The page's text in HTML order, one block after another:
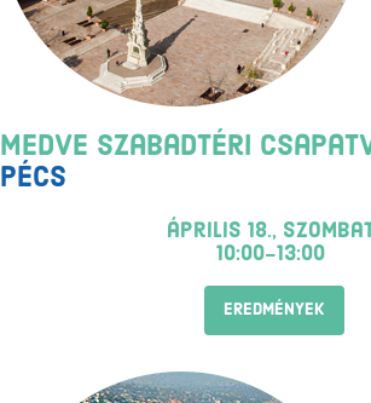
Medve Szabadtéri
Pécs
április 18.,
10:00-13:00
EREDMÉNYEK